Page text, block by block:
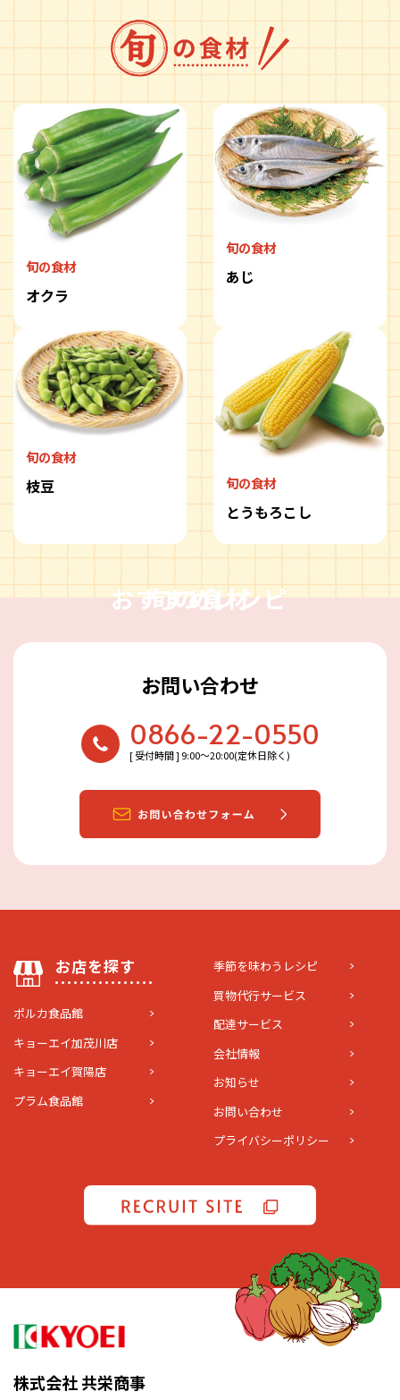
旬の食材
オクラ
旬の食材
あじ
旬の食材
枝豆 旬の食材
とうもろこし
おすすめレシピ
旬の食材
お問い合わせ
0866-22-0550
[ 受付時間 ] 9:00〜20:00(定休日除く)
お店を探す
ポルカ食品館
キョーエイ加茂川店
キョーエイ賀陽店
プラム食品館
季節を味わうレシピ
買物代行サービス
配達サービス
会社情報
お知らせ
お問い合わせ
プライバシーポリシー
株式会社 共栄商事